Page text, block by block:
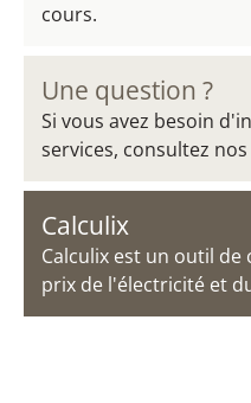
cours.
Une question ?
Si vous avez besoin
services, consultez nos
Calculix
Calculix est un outil
prix de l'électricité et